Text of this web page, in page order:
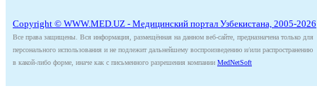
Copyright © WWW.MED.UZ - Медицинский портал Узбекистана, 2005-2026
Все права защищены. Вся информация, размещённая на данном веб-сайте, предназначена только для
персонального использования и не подлежит дальнейшему воспроизведению и/или распространению
в какой-либо форме, иначе как с письменного разрешения компании MedNetSoft